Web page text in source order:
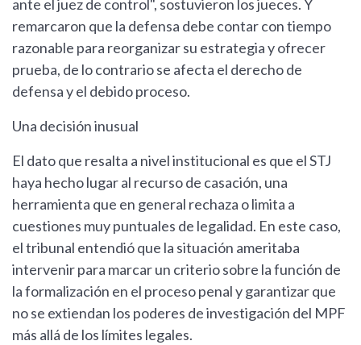
ante el juez de control", sostuvieron los jueces. Y
remarcaron que la defensa debe contar con tiempo
razonable para reorganizar su estrategia y ofrecer
prueba, de lo contrario se afecta el derecho de
defensa y el debido proceso.
Una decisión inusual
El dato que resalta a nivel institucional es que el STJ
haya hecho lugar al recurso de casación, una
herramienta que en general rechaza o limita a
cuestiones muy puntuales de legalidad. En este caso,
el tribunal entendió que la situación ameritaba
intervenir para marcar un criterio sobre la función de
la formalización en el proceso penal y garantizar que
no se extiendan los poderes de investigación del MPF
más allá de los límites legales.